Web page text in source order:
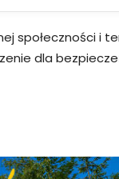
społeczności
dla